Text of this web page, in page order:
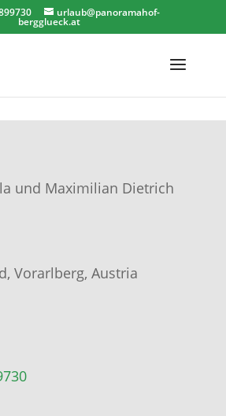
urlaub@panoramahof-
bergglueck.at
und Maximilian Dietrich
Vorarlberg, Austria